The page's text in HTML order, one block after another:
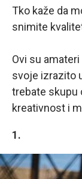
Tko kaže da
snimite
Ovi su
svoje izrazito
trebate skupu
kreativnost i
1.